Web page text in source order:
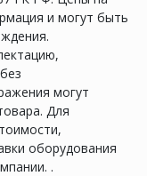
и могут быть
могут
Для
оборудования
.